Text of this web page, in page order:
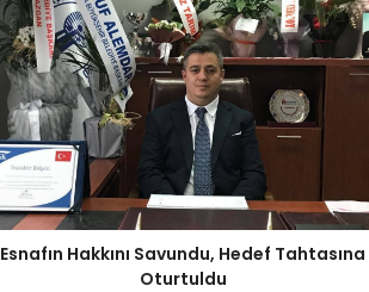
Esnafın Hakkını Savundu, Hedef Tahtasına
Oturtuldu